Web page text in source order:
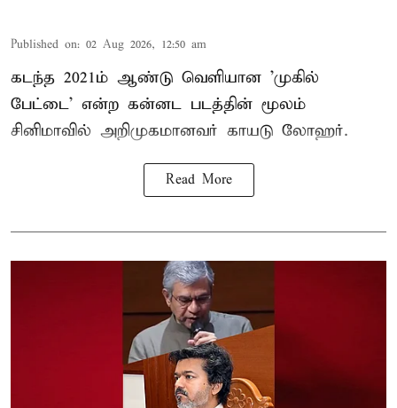
Published on: 02 Aug 2026, 12:50 am
கடந்த 2021ம் ஆண்டு வெளியான 'முகில்
பேட்டை' என்ற கன்னட படத்தின் மூலம்
சினிமாவில் அறிமுகமானவர் காயடு லோஹர்.
Read More